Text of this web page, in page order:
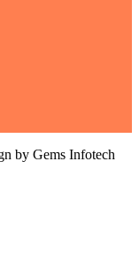
by Gems Infotech